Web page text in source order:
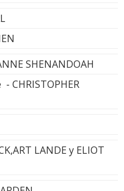
SHENANDOAH
CHRISTOPHER
LANDE y ELIOT